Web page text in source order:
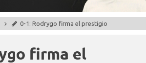
0-1: Rodrygo firma el prestigio
firma el